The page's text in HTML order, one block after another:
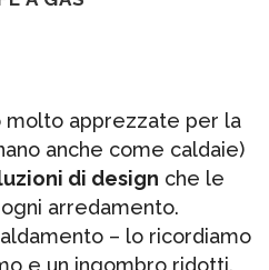
apprezzate per la
anche come caldaie)
di design che le
arredamento.
– lo ricordiamo
e un ingombro ridotti.